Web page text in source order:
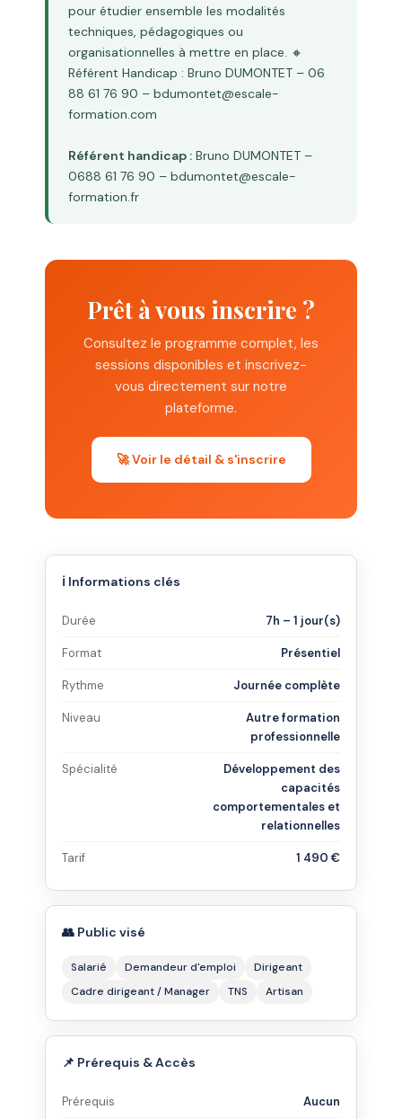
pour étudier ensemble les modalités
techniques, pédagogiques ou
organisationnelles à mettre en place. 🔸
Référent Handicap : Bruno DUMONTET – 06
88 61 76 90 – bdumontet@escale-
formation.com
Référent handicap : Bruno DUMONTET –
0688 61 76 90 – bdumontet@escale-
formation.fr
Prêt à vous inscrire ?
Consultez le programme complet, les
sessions disponibles et inscrivez-
vous directement sur notre
plateforme.
🚀 Voir le détail & s'inscrire
ℹ️ Informations clés
Durée 7h – 1 jour(s)
Format Présentiel
Rythme Journée complète
Niveau
Autre formation
professionnelle
Spécialité
Développement des
capacités
comportementales et
relationnelles
Tarif 1 490 €
👥 Public visé
Salarié Demandeur d'emploi
Dirigeant
Cadre dirigeant / Manager
TNS Artisan
📌 Prérequis & Accès
Prérequis Aucun